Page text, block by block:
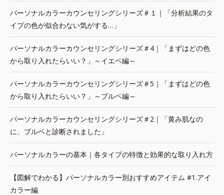
パーソナルカラーカウンセリングシリーズ＃１｜「分析結果のタ
イプの色が似合わない気がする…」
パーソナルカラーカウンセリングシリーズ＃4｜「まずはどの色
から取り入れたらいい？」～イエベ編～
パーソナルカラーカウンセリングシリーズ＃5｜「まずはどの色
から取り入れたらいい？」～ブルベ編～
パーソナルカラーカウンセリングシリーズ＃2｜「黄み肌なの
に、ブルベと診断されました」
パーソナルカラーの基本｜各タイプの特徴と効果的な取り入れ方
【図解でわかる】パーソナルカラー別おすすめアイテム #1.アイ
カラー編